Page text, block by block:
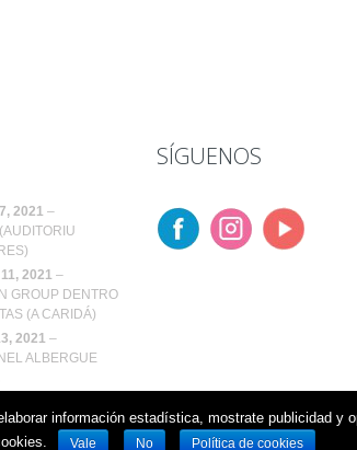
2021 –
2021 –
GROUP DENTRO
(A CARIDÁ)
2021 –
ALBERGUE
SÍGUENOS
información estadística, mostrate publicidad
Vale No Política de cookies